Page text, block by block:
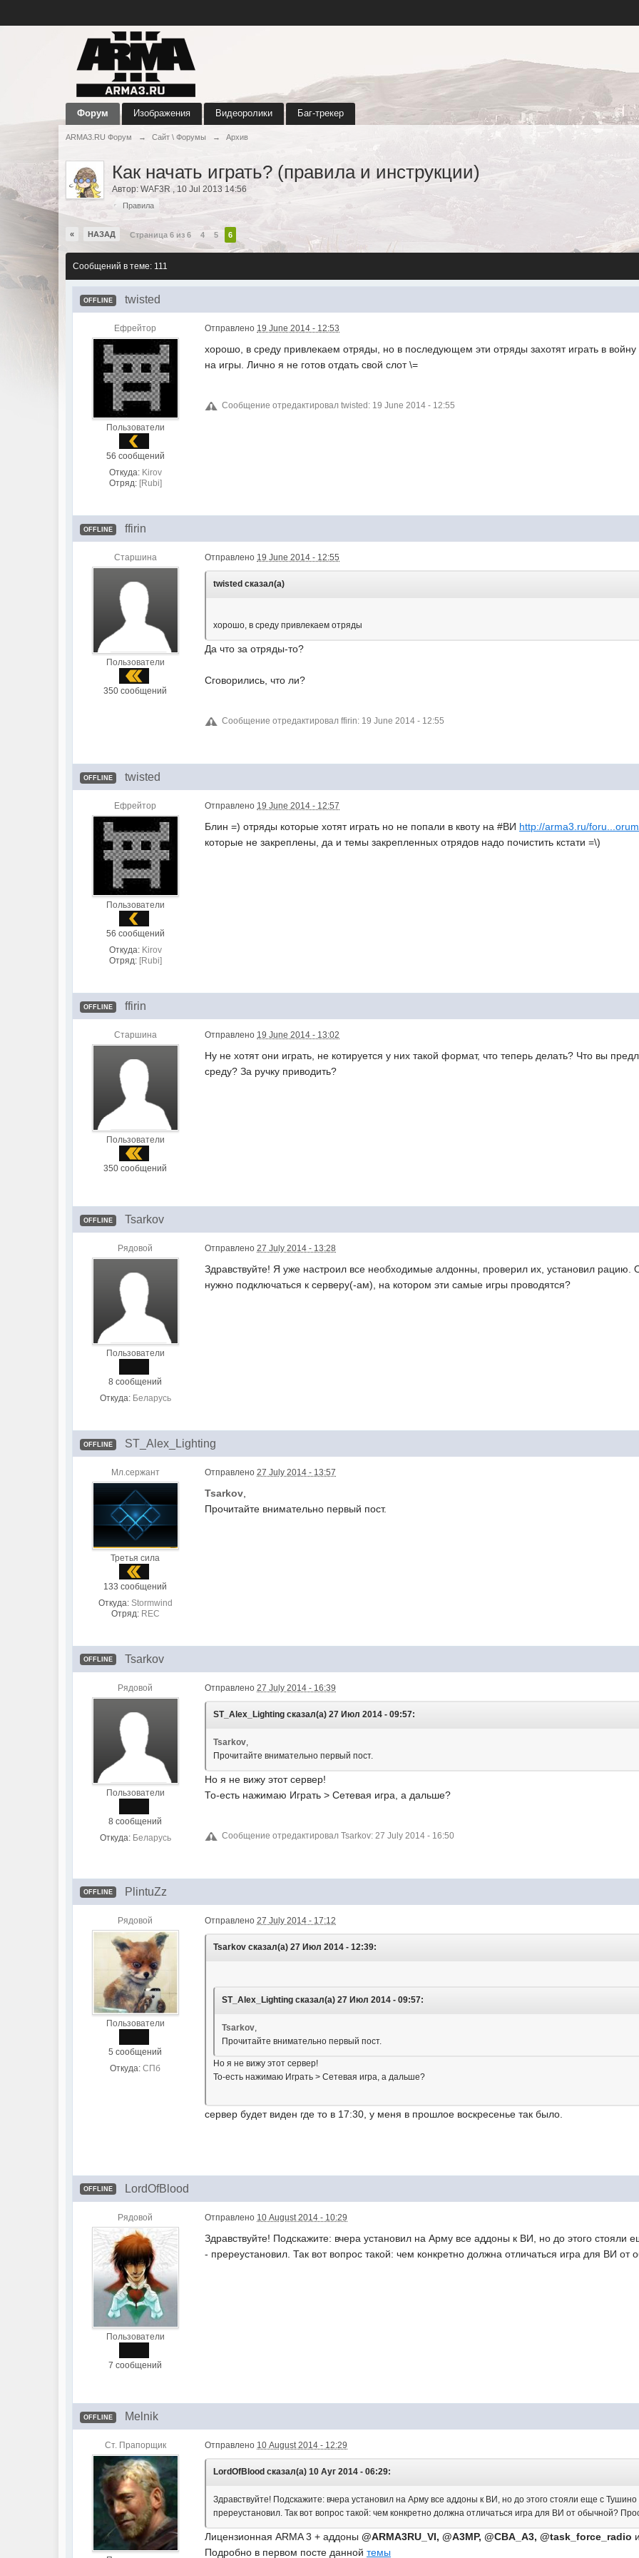
Форум Изображения Видеоролики Баг-трекер
ARMA3.RU Форум → Сайт \ Форумы → Архив
Как начать играть? (правила и инструкции)
Автор: WAF3R , 10 Jul 2013 14:56
Правила
« НАЗАД Страница 6 из 6 4 5 6
Сообщений в теме: 111
OFFLINE twisted
Ефрейтор
Пользователи
56 сообщений
Откуда: Kirov
Отряд: [Rubi]
Отправлено 19 June 2014 - 12:53
хорошо, в среду привлекаем отряды, но в последующем эти отряды захотят играть в
на игры. Лично я не готов отдать свой слот \=
Сообщение отредактировал twisted: 19 June 2014 - 12:55
OFFLINE ffirin
Старшина
Пользователи
350 сообщений
Отправлено 19 June 2014 - 12:55
twisted сказал(а)
хорошо, в среду привлекаем отряды
Да что за отряды-то?
Сговорились, что ли?
Сообщение отредактировал ffirin: 19 June 2014 - 12:55
OFFLINE twisted
Ефрейтор
Пользователи
56 сообщений
Откуда: Kirov
Отряд: [Rubi]
Отправлено 19 June 2014 - 12:57
Блин =) отряды которые хотят играть но не попали в квоту на #ВИ http://arma3.ru/
которые не закреплены, да и темы закрепленных отрядов надо почистить кстати =\)
OFFLINE ffirin
Старшина
Пользователи
350 сообщений
Отправлено 19 June 2014 - 13:02
Ну не хотят они играть, не котируется у них такой формат, что теперь делать? Что вы
среду? За ручку приводить?
OFFLINE Tsarkov
Рядовой
Пользователи
8 сообщений
Откуда: Беларусь
Отправлено 27 July 2014 - 13:28
Здравствуйте! Я уже настроил все необходимые алдонны, проверил их, установил
нужно подключаться к серверу(-ам), на котором эти самые игры проводятся?
OFFLINE ST_Alex_Lighting
Мл.сержант
Третья сила
133 сообщений
Откуда: Stormwind
Отряд: REC
Отправлено 27 July 2014 - 13:57
Tsarkov,
Прочитайте внимательно первый пост.
OFFLINE Tsarkov
Рядовой
Пользователи
8 сообщений
Откуда: Беларусь
Отправлено 27 July 2014 - 16:39
ST_Alex_Lighting сказал(а) 27 Июл 2014 - 09:57:
Tsarkov
Прочитайте внимательно первый пост.
Но я не вижу этот сервер!
То-есть нажимаю Играть > Сетевая игра, а дальше?
Сообщение отредактировал Tsarkov: 27 July 2014 - 16:50
OFFLINE PlintuZz
Рядовой
Пользователи
5 сообщений
Откуда: СПб
Отправлено 27 July 2014 - 17:12
Tsarkov сказал(а) 27 Июл 2014 - 12:39:
ST_Alex_Lighting сказал(а) 27 Июл 2014 - 09:57:
Tsarkov
Прочитайте внимательно первый пост.
Но я не вижу этот сервер!
То-есть нажимаю Играть > Сетевая игра, а дальше?
сервер будет виден где то в 17:30, у меня в прошлое воскресенье так было.
OFFLINE LordOfBlood
Рядовой
Пользователи
7 сообщений
Отправлено 10 August 2014 - 10:29
Здравствуйте! Подскажите: вчера установил на Арму все аддоны к ВИ, но до этого стояли
- пререустановил. Так вот вопрос такой: чем конкретно должна отличаться игра для ВИ
OFFLINE Melnik
Ст. Прапорщик Отправлено 10 August 2014 - 12:29
LordOfBlood сказал(а) 10 Ауг 2014 - 06:29:
Здравствуйте! Подскажите: вчера установил на Арму все аддоны к ВИ, но до этого стояли еще с
пререустановил. Так вот вопрос такой: чем конкретно должна отличаться игра для ВИ от обычной?
Лицензионная ARMA 3 + аддоны @ARMA3RU_VI, @A3MP, @CBA_A3, @task_force_radio
Подробно в первом посте данной темы